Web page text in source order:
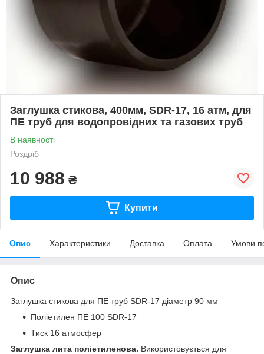
Заглушка стикова, 400мм, SDR-17, 16 атм, для
ПЕ труб для водопровідних та газових труб
В наявності
Роздріб
10 988 ₴
Купити
Опис Характеристики Доставка Оплата Умови
Опис
Заглушка стикова для ПЕ труб SDR-17 діаметр 90 мм
Поліетилен ПE 100 SDR-17
Тиск 16 атмосфер
Заглушка лита поліетиленова. Використовується для